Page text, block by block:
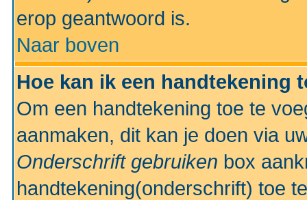
erop geantwoord is.
Naar boven
Hoe kan ik een handtekening
Om een handtekening toe te
aanmaken, dit kan je doen via
Onderschrift gebruiken box
handtekening(onderschrift) toe